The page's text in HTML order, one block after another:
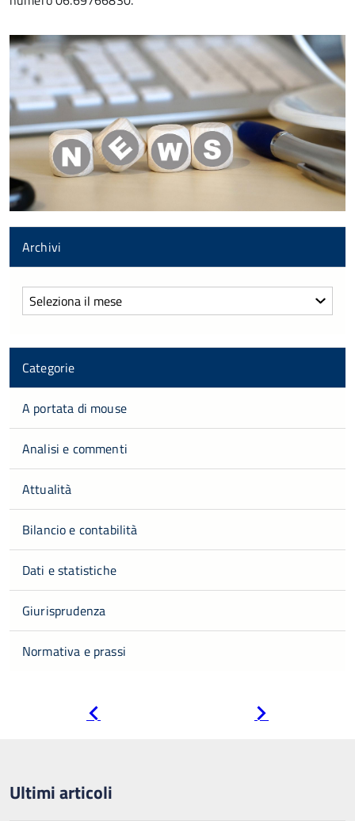
Archivi
Archivi
Categorie
A portata di mouse
Analisi e commenti
Attualità
Bilancio e contabilità
Dati e statistiche
Giurisprudenza
Normativa e prassi
Ultimi articoli